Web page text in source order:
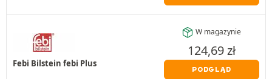
Febi Bilstein febi Plus
W magazynie
124,69zł
PODGLĄD